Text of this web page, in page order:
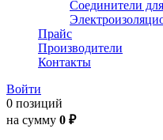
Соединители
Прайс
Производители
Контакты
Войти
0 позиций
на сумму 0 ₽